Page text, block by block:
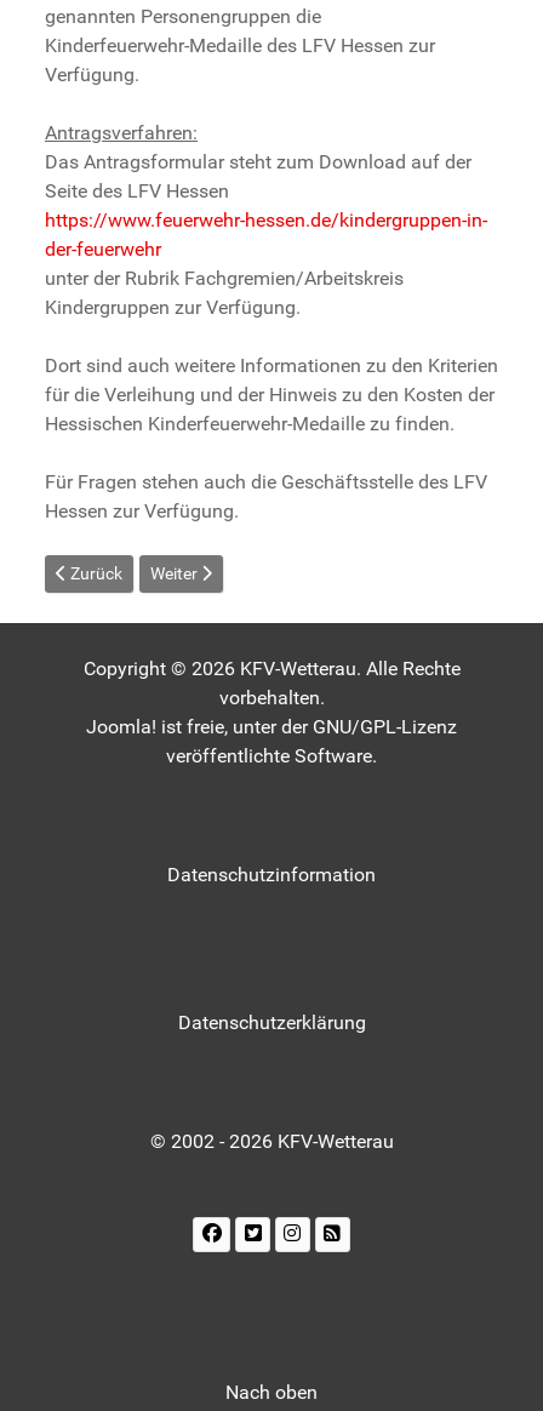
genannten Personengruppen die
Kinderfeuerwehr-Medaille des LFV Hessen zur
Verfügung.
Antragsverfahren:
Das Antragsformular steht zum Download auf der
Seite des LFV Hessen
https://www.feuerwehr-hessen.de/kindergruppen-in-
der-feuerwehr
unter der Rubrik Fachgremien/Arbeitskreis
Kindergruppen zur Verfügung.
Dort sind auch weitere Informationen zu den Kriterien
für die Verleihung und der Hinweis zu den Kosten der
Hessischen Kinderfeuerwehr-Medaille zu finden.
Für Fragen stehen auch die Geschäftsstelle des LFV
Hessen zur Verfügung.
Vorheriger Beitrag: Kinderfeuerwehr in Echzell gegründet
Zurück Nächster Beitrag: Flammbinis Nieder Weisel werden
Weiter
Copyright © 2026 KFV-Wetterau. Alle Rechte
vorbehalten.
Joomla! ist freie, unter der GNU/GPL-Lizenz
veröffentlichte Software.
Datenschutzinformation
Datenschutzerklärung
© 2002 - 2026 KFV-Wetterau
Nach oben